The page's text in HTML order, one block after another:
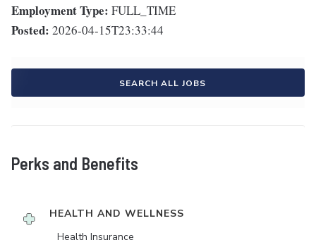
Employment Type: FULL_TIME
Posted: 2026-04-15T23:33:44
SEARCH ALL JOBS
Perks and Benefits
HEALTH AND WELLNESS
Health Insurance